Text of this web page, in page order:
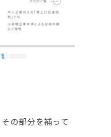
の部分を補って